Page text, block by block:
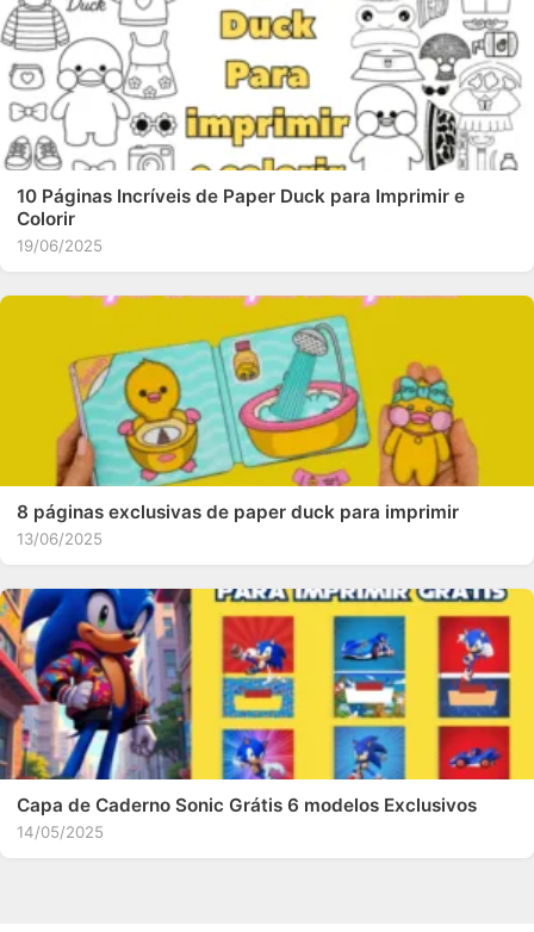
10 Páginas Incríveis de Paper Duck para Imprimir e
Colorir
19/06/2025
8 páginas exclusivas de paper duck para imprimir
13/06/2025
Capa de Caderno Sonic Grátis 6 modelos Exclusivos
14/05/2025